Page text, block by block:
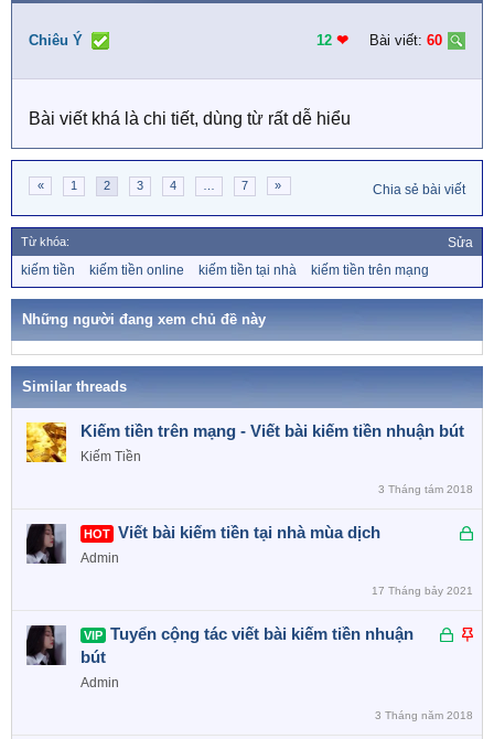
Chiêu Ý 12 ❤︎ Bài viết: 60
Bài viết khá là chi tiết, dùng từ rất dễ hiểu
« 1 2 3 4 7 » Chia sẻ bài viết
Từ khóa: Sửa
ừ
k
kiếm tiền kiếm tiền online kiếm tiền tại nhà kiếm tiền trên mạng
Những người đang xem chủ đề này
Similar threads
Kiếm tiền trên mạng - Viết bài kiếm tiền nhuận bút
Kiếm Tiền
3 Tháng tám 2018
Đ
ó
HOT Viết bài kiếm tiền tại nhà mùa dịch
Admin
17 Tháng bảy 2021
Đ
ó
D
VIP Tuyển cộng tác viết bài kiếm tiền nhuận
bút
Admin
3 Tháng năm 2018